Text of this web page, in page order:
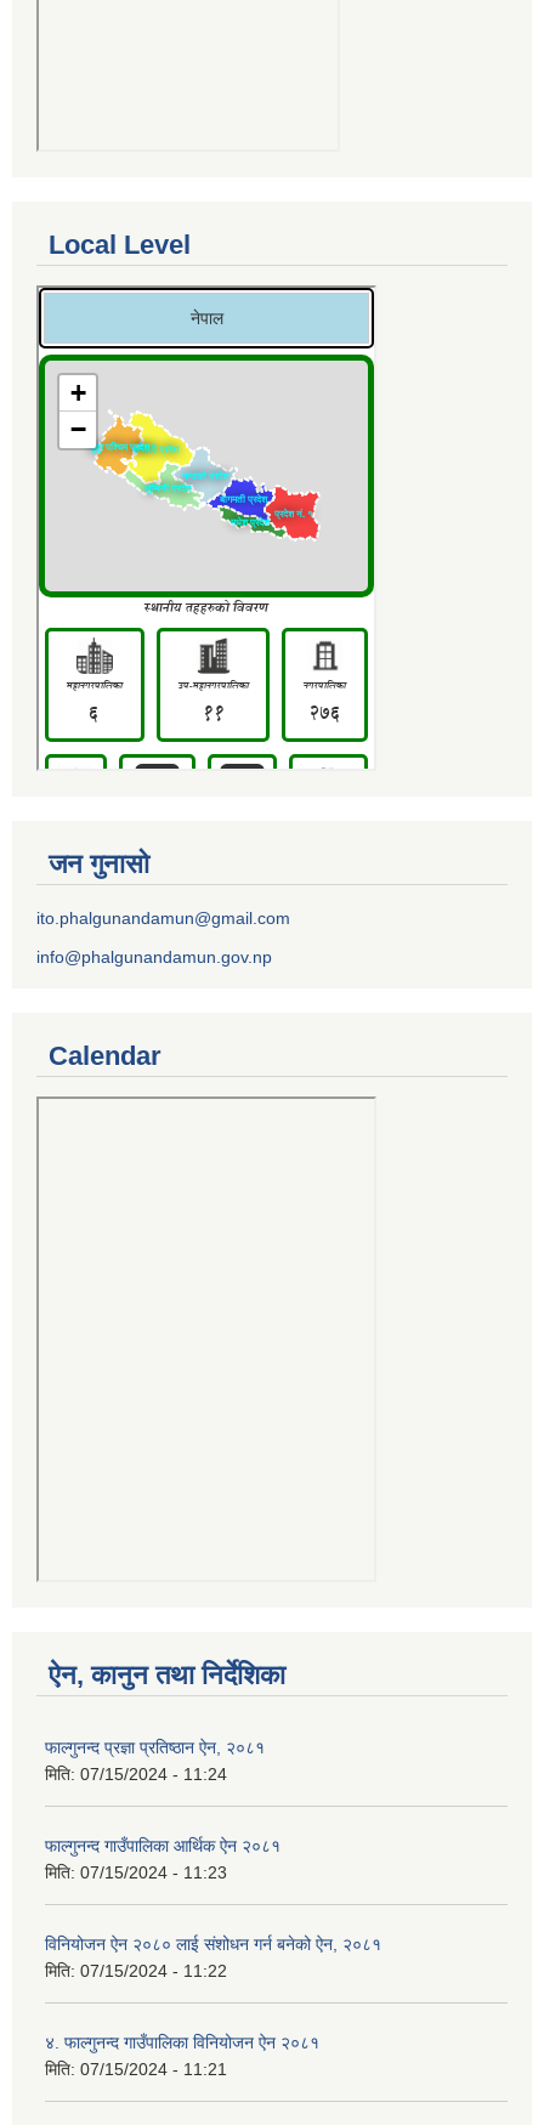
Local Level
जन गुनासो
ito.phalgunandamun@gmail.com
info@phalgunandamun.gov.np
Calendar
ऐन, कानुन तथा निर्देशिका
फाल्गुनन्द प्रज्ञा प्रतिष्ठान ऐन, २०८१
मिति: 07/15/2024 - 11:24
फाल्गुनन्द गाउँपालिका आर्थिक ऐन २०८१
मिति: 07/15/2024 - 11:23
विनियोजन ऐन २०८० लाई संशोधन गर्न बनेको ऐन, २०८१
मिति: 07/15/2024 - 11:22
४. फाल्गुनन्द गाउँपालिका विनियोजन ऐन २०८१
मिति: 07/15/2024 - 11:21